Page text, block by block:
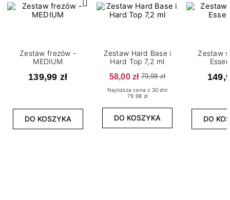
Zestaw frezów -
MEDIUM
139,99 zł
DO KOSZYKA
Zestaw Hard Base i
Hard Top 7,2 ml
58,00 zł 79,98 zł
Najniższa cena z 30 dni
79.98 zł
DO KOSZYKA
Zestaw
DO